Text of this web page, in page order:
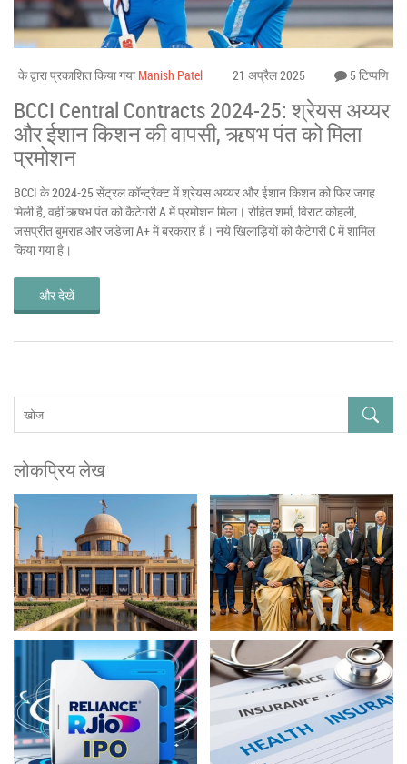
के द्वारा प्रकाशित किया गया Manish Patel 21 अप्रैल 2025 5 टिप्पणि
BCCI Central Contracts 2024-25: श्रेयस अय्यर
और ईशान किशन की वापसी, ऋषभ पंत को मिला
प्रमोशन
BCCI के 2024-25 सेंट्रल कॉन्ट्रैक्ट में श्रेयस अय्यर और ईशान किशन को फिर जगह
मिली है, वहीं ऋषभ पंत को कैटेगरी A में प्रमोशन मिला। रोहित शर्मा, विराट कोहली,
जसप्रीत बुमराह और जडेजा A+ में बरकरार हैं। नये खिलाड़ियों को कैटेगरी C में शामिल
किया गया है।
और देखें
लोकप्रिय लेख